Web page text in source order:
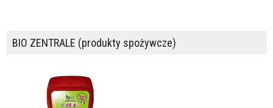
BIO ZENTRALE (produkty spożywcze)